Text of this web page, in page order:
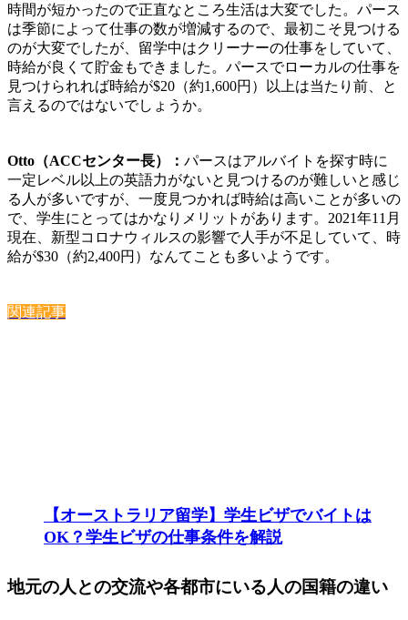
時間が短かったので正直なところ生活は大変でした。 パース
は季節によって仕事の数が増減するので、最初こそ見つける
のが大変でしたが、留学中はクリーナーの仕事をしていて、
時給が良くて貯金もできました。 パースでローカルの仕事を
見つけられれば時給が$20（約1,600円）以上は当たり前 、と
言えるのではないでしょうか。
Otto（ACCセンター長）： パースはアルバイトを探す時に
一定レベル以上の英語力がないと見つけるのが難しいと感じ
る人が多いですが、一度見つかれば時給は高いことが多いの
で、学生にとってはかなりメリットがあります。2021年11月
現在、新型コロナウィルスの影響で人手が不足していて、 時
給が$30（約2,400円） なんてことも多いようです。
関連記事
【オーストラリア留学】学生ビザでバイトは
OK？学生ビザの仕事条件を解説
地元の人との交流や各都市にいる人の国籍の違い